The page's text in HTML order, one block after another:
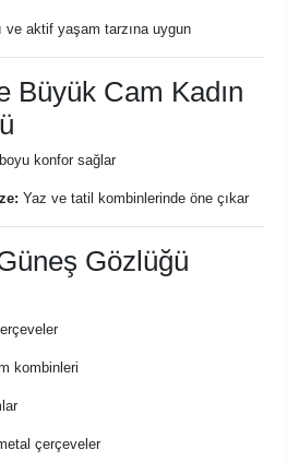
ve aktif yaşam tarzına uygun
Büyük Cam Kadın
konfor sağlar
Yaz ve tatil kombinlerinde öne çıkar
Gözlüğü
kombinleri
çerçeveler